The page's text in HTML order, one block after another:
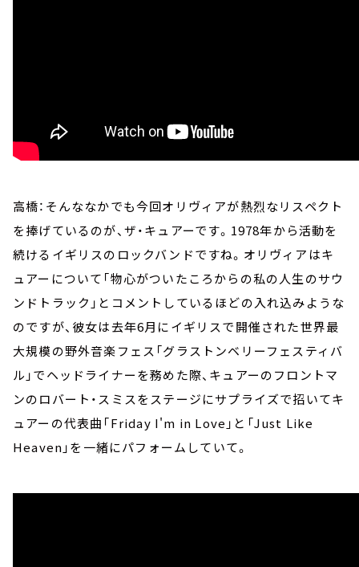
高橋：そんななかでも今回オリヴィアが熱烈なリスペクト
を捧げているのが、ザ・キュアーです。1978年から活動を
続けるイギリスのロックバンドですね。オリヴィアはキ
ュアーについて「物心がついたころからの私の人生のサウ
ンドトラック」とコメントしているほどの入れ込みような
のですが、彼女は去年6月にイギリスで開催された世界最
大規模の野外音楽フェス「グラストンベリーフェスティバ
ル」でヘッドライナーを務めた際、キュアーのフロントマ
ンのロバート・スミスをステージにサプライズで招いてキ
ュアーの代表曲「Friday I'm in Love」と「Just Like
Heaven」を一緒にパフォームしていて。